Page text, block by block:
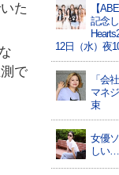
た
で
【
記念
12日（水）夜
「会
マネ
束
女優
しい